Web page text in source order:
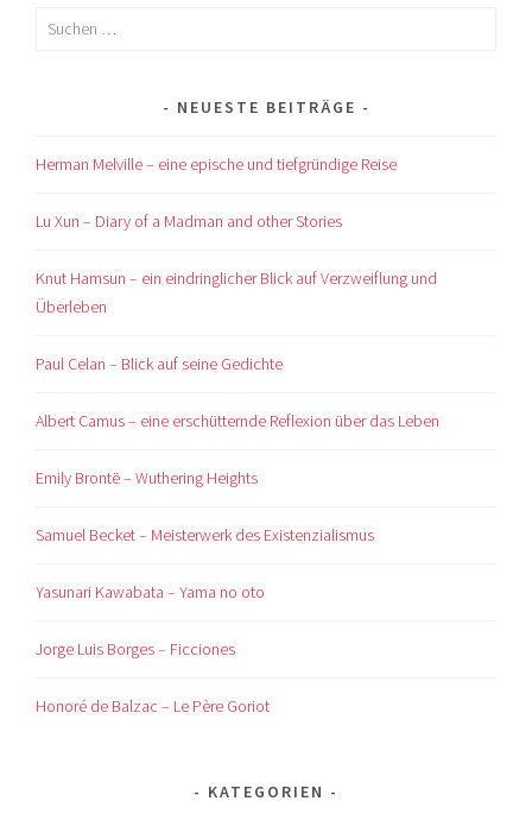
Suchen
NEUESTE BEITRÄGE
Herman Melville – eine epische und tiefgründige Reise
Lu Xun – Diary of a Madman and other Stories
Knut Hamsun – ein eindringlicher Blick auf Verzweiflung und
Überleben
Paul Celan – Blick auf seine Gedichte
Albert Camus – eine erschütternde Reflexion über das Leben
Emily Brontë – Wuthering Heights
Samuel Becket – Meisterwerk des Existenzialismus
Yasunari Kawabata – Yama no oto
Jorge Luis Borges – Ficciones
Honoré de Balzac – Le Père Goriot
KATEGORIEN